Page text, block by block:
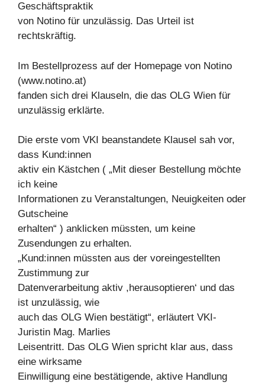
Geschäftspraktik
von Notino für unzulässig. Das Urteil ist
rechtskräftig.
Im Bestellprozess auf der Homepage von Notino
(www.notino.at)
fanden sich drei Klauseln, die das OLG Wien für
unzulässig erklärte.
Die erste vom VKI beanstandete Klausel sah vor,
dass Kund:innen
aktiv ein Kästchen ( „Mit dieser Bestellung möchte
ich keine
Informationen zu Veranstaltungen, Neuigkeiten oder
Gutscheine
erhalten“ ) anklicken müssten, um keine
Zusendungen zu erhalten.
„Kund:innen müssten aus der voreingestellten
Zustimmung zur
Datenverarbeitung aktiv ,herausoptieren‘ und das
ist unzulässig, wie
auch das OLG Wien bestätigt“, erläutert VKI-
Juristin Mag. Marlies
Leisentritt. Das OLG Wien spricht klar aus, dass
eine wirksame
Einwilligung eine bestätigende, aktive Handlung